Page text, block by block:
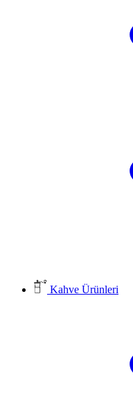
Kahve Ürünleri